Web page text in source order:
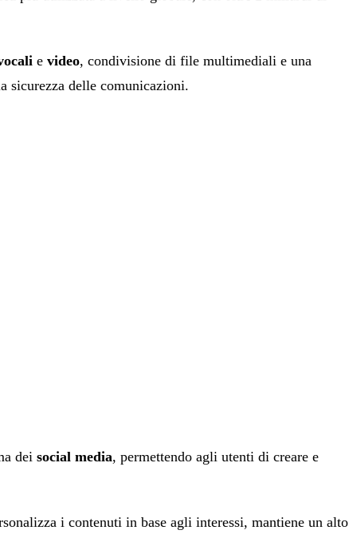
e video, condivisione di file multimediali e una
sicurezza delle comunicazioni.
dei social media, permettendo agli utenti di creare e
i contenuti in base agli interessi, mantiene un alto